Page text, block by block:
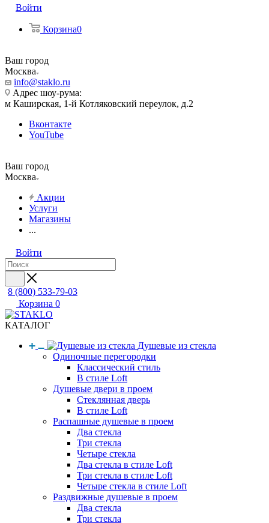
Войти
Корзина0
Ваш город
Москва
info@staklo.ru
Адрес шоу-рума:
м Каширская, 1-й Котляковский переулок, д.2
Вконтакте
YouTube
Ваш город
Москва
Акции
Услуги
Магазины
...
Войти
8 (800) 533-79-03
Корзина 0
КАТАЛОГ
Душевые из стекла
Одиночные перегородки
Классический стиль
В стиле Loft
Душевые двери в проем
Стеклянная дверь
В стиле Loft
Распашные душевые в проем
Два стекла
Три стекла
Четыре стекла
Два стекла в стиле Loft
Три стекла в стиле Loft
Четыре стекла в стиле Loft
Раздвижные душевые в проем
Два стекла
Три стекла